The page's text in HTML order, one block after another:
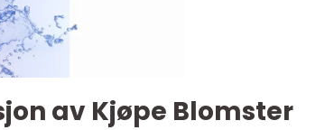
av Kjøpe Blomster